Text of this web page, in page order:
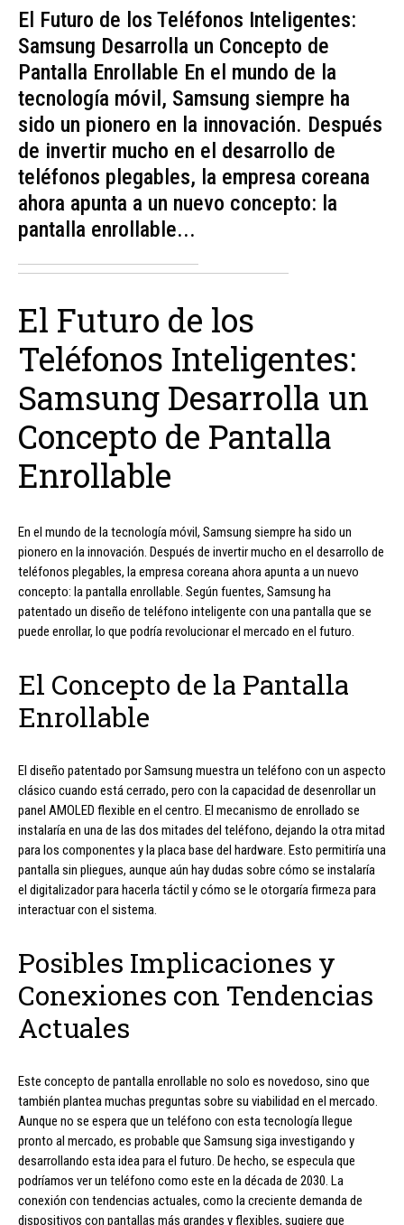
El Futuro de los Teléfonos Inteligentes:
Samsung Desarrolla un Concepto de
Pantalla Enrollable En el mundo de la
tecnología móvil, Samsung siempre ha
sido un pionero en la innovación. Después
de invertir mucho en el desarrollo de
teléfonos plegables, la empresa coreana
ahora apunta a un nuevo concepto: la
pantalla enrollable...
El Futuro de los
Teléfonos Inteligentes:
Samsung Desarrolla un
Concepto de Pantalla
Enrollable
En el mundo de la tecnología móvil, Samsung siempre ha sido un
pionero en la innovación. Después de invertir mucho en el desarrollo de
teléfonos plegables, la empresa coreana ahora apunta a un nuevo
concepto: la pantalla enrollable. Según fuentes, Samsung ha
patentado un diseño de teléfono inteligente con una pantalla que se
puede enrollar, lo que podría revolucionar el mercado en el futuro.
El Concepto de la Pantalla
Enrollable
El diseño patentado por Samsung muestra un teléfono con un aspecto
clásico cuando está cerrado, pero con la capacidad de desenrollar un
panel AMOLED flexible en el centro. El mecanismo de enrollado se
instalaría en una de las dos mitades del teléfono, dejando la otra mitad
para los componentes y la placa base del hardware. Esto permitiría una
pantalla sin pliegues, aunque aún hay dudas sobre cómo se instalaría
el digitalizador para hacerla táctil y cómo se le otorgaría firmeza para
interactuar con el sistema.
Posibles Implicaciones y
Conexiones con Tendencias
Actuales
Este concepto de pantalla enrollable no solo es novedoso, sino que
también plantea muchas preguntas sobre su viabilidad en el mercado.
Aunque no se espera que un teléfono con esta tecnología llegue
pronto al mercado, es probable que Samsung siga investigando y
desarrollando esta idea para el futuro. De hecho, se especula que
podríamos ver un teléfono como este en la década de 2030. La
conexión con tendencias actuales, como la creciente demanda de
dispositivos con pantallas más grandes y flexibles, sugiere que